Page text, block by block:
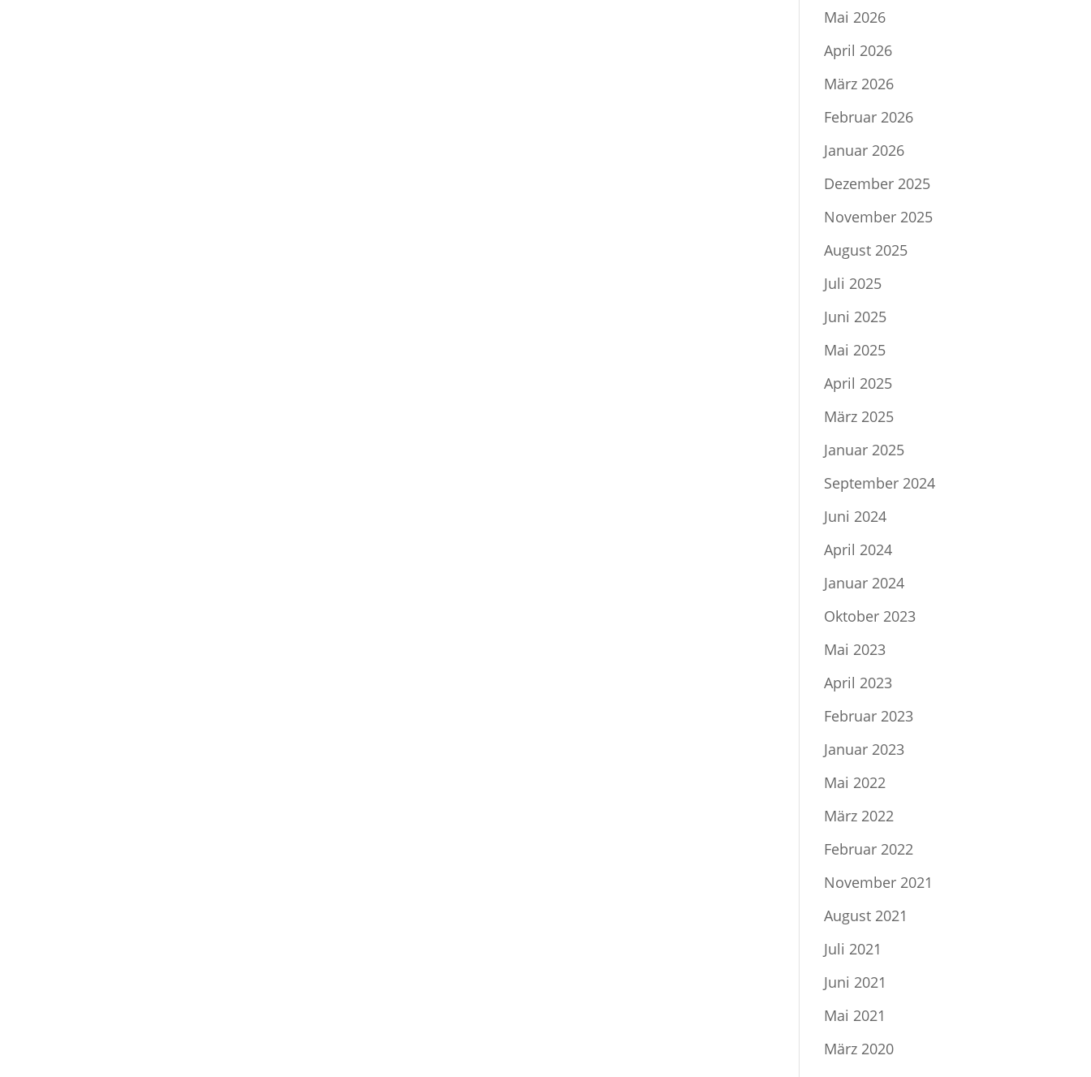
Mai 2026
April 2026
März 2026
Februar 2026
Januar 2026
Dezember 2025
November 2025
August 2025
Juli 2025
Juni 2025
Mai 2025
April 2025
März 2025
Januar 2025
September 2024
Juni 2024
April 2024
Januar 2024
Oktober 2023
Mai 2023
April 2023
Februar 2023
Januar 2023
Mai 2022
März 2022
Februar 2022
November 2021
August 2021
Juli 2021
Juni 2021
Mai 2021
März 2020